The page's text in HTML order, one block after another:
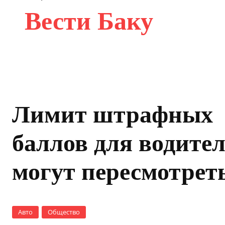
Вести Баку
Лимит штрафных
баллов для
могут
Авто Общество